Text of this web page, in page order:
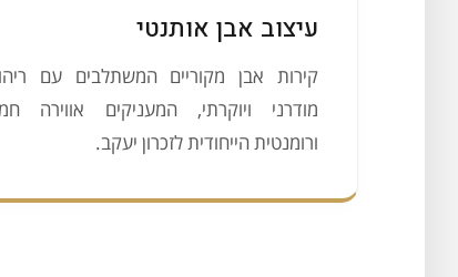
עיצוב אבן אותנטי
קירות אבן מקוריים המשתלבים עם
מודרני ויוקרתי, המעניקים אווירה
ורומנטית הייחודית לזכרון יעקב.